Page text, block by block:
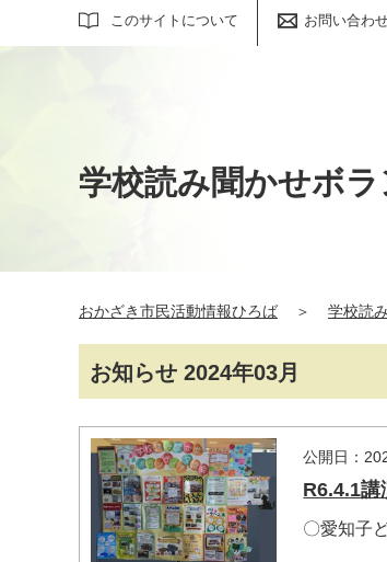
このサイトについて お問い合わ
サイト内検索
学校読み聞かせボ
おかざき市民活動情報ひろば ＞ 学校読
お知らせ 2024年03月
公開日：
R6.4.1
〇愛知子